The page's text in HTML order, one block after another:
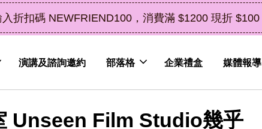
（鮮果除外） 立即選購
演講及諮詢邀約 部落格 企業禮盒 媒體報導
Unseen Film Studio幾乎